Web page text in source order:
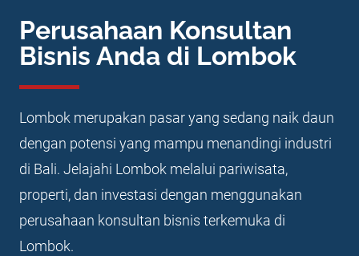
Perusahaan Konsultan
Bisnis Anda di Lombok
Lombok merupakan pasar yang sedang naik daun
dengan potensi yang mampu menandingi industri
di Bali. Jelajahi Lombok melalui pariwisata,
properti, dan investasi dengan menggunakan
perusahaan konsultan bisnis terkemuka di
Lombok.